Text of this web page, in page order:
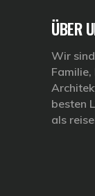
ÜBER
Wir
Familie,
besten
als